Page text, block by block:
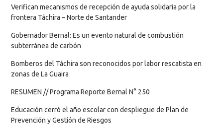
Verifican mecanismos de recepción de ayuda solidaria por la
frontera Táchira – Norte de Santander
Gobernador Bernal: Es un evento natural de combustión
subterránea de carbón
Bomberos del Táchira son reconocidos por labor rescatista en
zonas de La Guaira
RESUMEN // Programa Reporte Bernal N° 250
Educación cerró el año escolar con despliegue de Plan de
Prevención y Gestión de Riesgos